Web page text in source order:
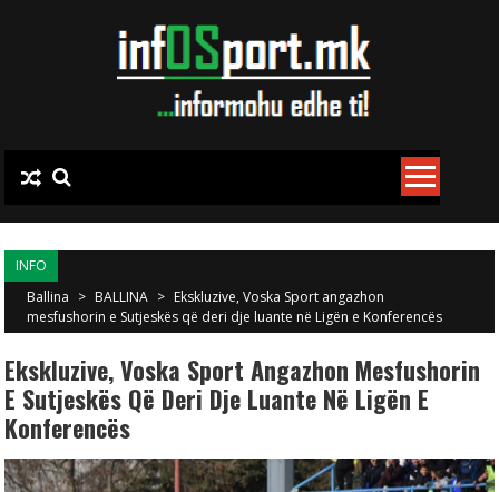
INFO
Ballina > BALLINA > Ekskluzive, Voska Sport angazhon
mesfushorin e Sutjeskës që deri dje luante në Ligën e Konferencës
Ekskluzive, Voska Sport Angazhon Mesfushorin
E Sutjeskës Që Deri Dje Luante Në Ligën E
Konferencës